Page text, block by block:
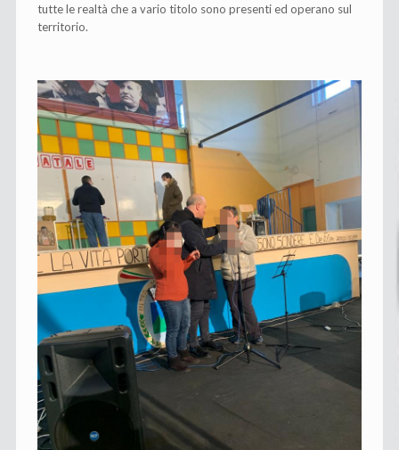
tutte le realtà che a vario titolo sono presenti ed operano sul
territorio.